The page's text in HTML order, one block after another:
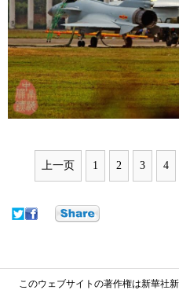
上一页 1 2 3 4
このウェブサイトの著作権は新華社